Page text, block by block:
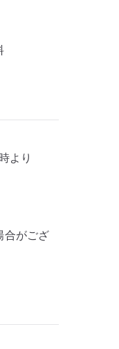
より
合がござ